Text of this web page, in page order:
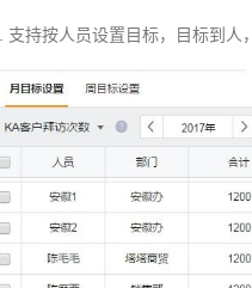
支持按人员设置目标，目标到人